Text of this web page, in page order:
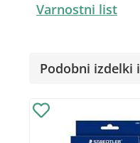
Varnostni list
Podobni izdelki